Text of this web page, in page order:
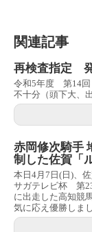
関連記事
再検査指定
令和5年度 第14
不十分（頭下大、
赤岡修次騎手
制した佐賀「
本日4月7日(日)、
サガテレビ杯 第23
に出走した高知競
気に応え優勝しまし